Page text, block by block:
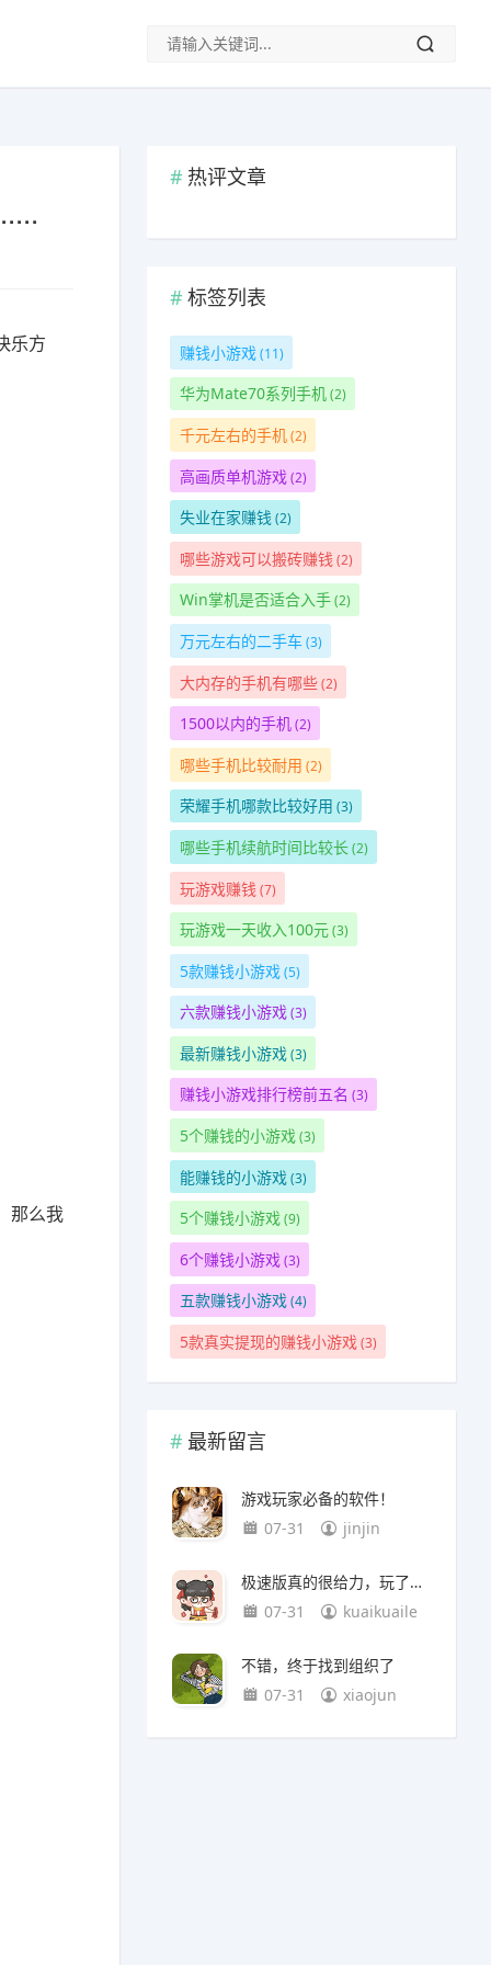
乐方
那么我
热评文章
标签列表
赚钱小游戏(11)
华为Mate70系列手机(2)
千元左右的手机(2)
高画质单机游戏(2)
失业在家赚钱(2)
哪些游戏可以搬砖赚钱 (2)
Win掌机是否适合入手(2)
万元左右的二手车(3)
大内存的手机有哪些(2)
1500以内的手机(2)
哪些手机比较耐用 (2)
荣耀手机哪款比较好用 (3)
哪些手机续航时间比较长(2)
玩游戏赚钱 (7)
玩游戏一天收入100元(3)
5款赚钱小游戏(5)
六款赚钱小游戏(3)
最新赚钱小游戏(3)
赚钱小游戏排行榜前五名 (3)
5个赚钱的小游戏(3)
能赚钱的小游戏(3)
5个赚钱小游戏(9)
6个赚钱小游戏(3)
五款赚钱小游戏(4)
5款真实提现的赚钱小游戏(3)
最新留言
游戏玩家必备的软件！
07-31
jinjin
极速版真的很给力，玩了一天已经赚120元了！
07-31
kuaikuaile
不错，终于找到组织了
07-31
xiaojun